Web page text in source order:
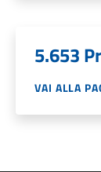
5.653
VAI ALLA